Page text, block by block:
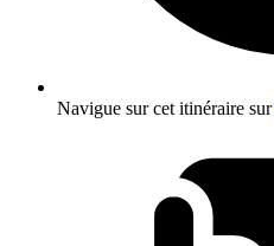
Navigue sur cet itinéraire sur